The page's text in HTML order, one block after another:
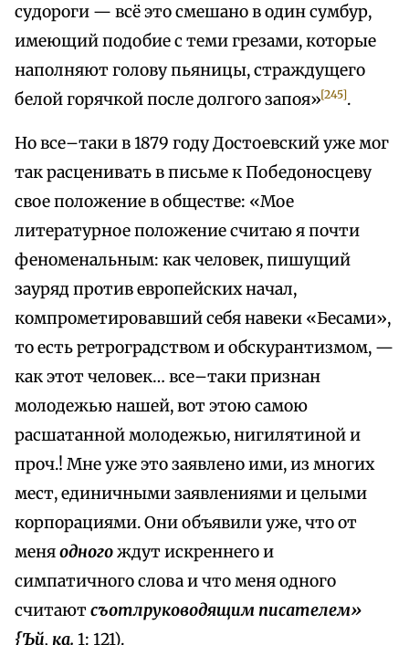
судороги — всё это смешано в один сумбур,
имеющий подобие с теми грезами, которые
наполняют голову пьяницы, страждущего
белой горячкой после долгого запоя»[245].
Но все–таки в 1879 году Достоевский уже мог
так расценивать в письме к Победоносцеву
свое положение в обществе: «Мое
литературное положение считаю я почти
феноменальным: как человек, пишущий
зауряд против европейских начал,
компрометировавший себя навеки «Бесами»,
то есть ретроградством и обскурантизмом, —
как этот человек… все–таки признан
молодежью нашей, вот этою самою
расшатанной молодежью, нигилятиной и
проч.! Мне уже это заявлено ими, из многих
мест, единичными заявлениями и целыми
корпорациями. Они объявили уже, что от
меняодногождут искреннего и
симпатичного слова и что меня одного
считаютсъотлруководящим писателем»
{Ъй, ка. 1: 121).